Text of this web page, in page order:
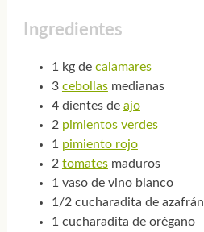
Ingredientes
1 kg de calamares
3 cebollasmedianas
4 dientes de ajo
2 pimientos verdes
1 pimiento rojo
2 tomatesmaduros
1 vaso de vino blanco
1/2 cucharadita de azafrán
1 cucharadita de orégano